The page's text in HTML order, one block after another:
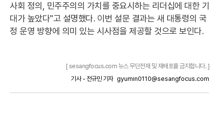
사회 정의, 민주주의의 가치를 중요시하는 리더십에 대한 기
대가 높았다"고 설명했다. 이번 설문 결과는 새 대통령의 국
정 운영 방향에 의미 있는 시사점을 제공할 것으로 보인다.
[ sesangfocus.com 뉴스 무단전재 및 재배포를 금지합니다. ]
기사 - 전규민 기자 gyumin0110@sesangfocus.com